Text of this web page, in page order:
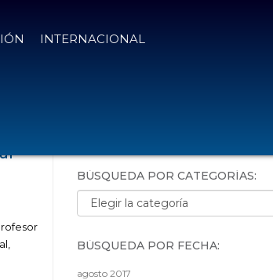
INTERNACIONAL
BÚSQUEDA POR CATEGORÍAS:
Búsqueda por categorías:
BÚSQUEDA POR FECHA:
agosto 2017